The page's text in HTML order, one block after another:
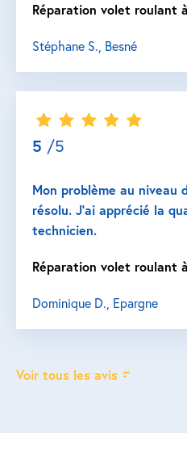
Réparation volet roulant
Stéphane S., Besné
5 /5
Mon problème au
résolu. J’ai apprécié la
technicien.
Réparation volet roulant
Dominique D., Epargne
Voir tous les avis